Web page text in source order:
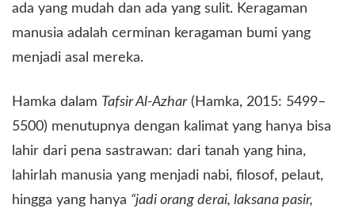
ada yang mudah dan ada yang sulit. Keragaman
manusia adalah cerminan keragaman bumi yang
menjadi asal mereka.
​Hamka dalam Tafsir Al-Azhar(Hamka, 2015: 5499–
5500) menutupnya dengan kalimat yang hanya bisa
lahir dari pena sastrawan: dari tanah yang hina,
lahirlah manusia yang menjadi nabi, filosof, pelaut,
hingga yang hanya “jadi orang derai, laksana pasir,